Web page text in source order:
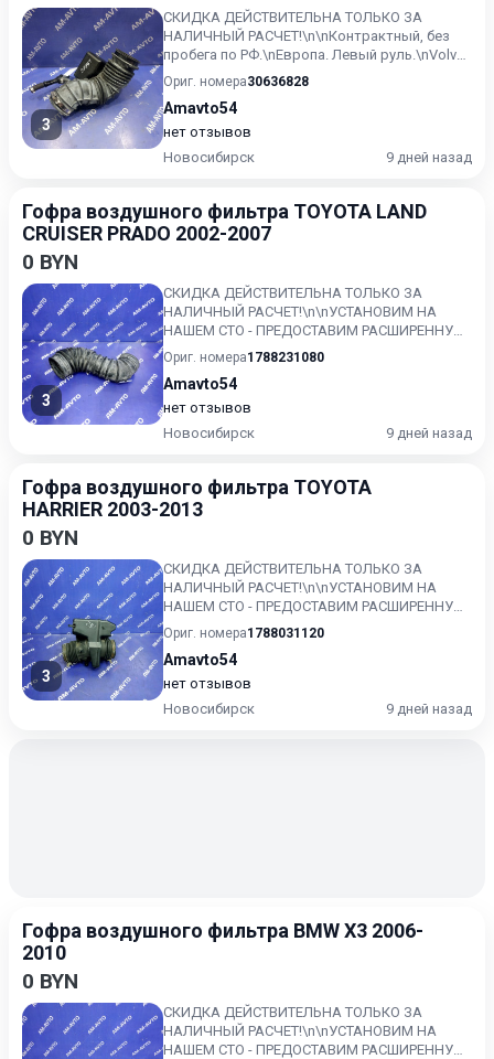
3
СКИДКА ДЕЙСТВИТЕЛЬНА ТОЛЬКО ЗА
НАЛИЧНЫЙ РАСЧЕТ!\n\nКонтрактный, без
пробега по РФ.\nЕвропа. Левый руль.\nVolvo
S60 рестайлинг, седан, 1 поко...
Ориг. номера30636828
Amavto54
нет отзывов
Новосибирск
9 дней назад
Гофра воздушного фильтра TOYOTA LAND
CRUISER PRADO 2002-2007
0 BYN
3
СКИДКА ДЕЙСТВИТЕЛЬНА ТОЛЬКО ЗА
НАЛИЧНЫЙ РАСЧЕТ!\n\nУСТАНОВИМ НА
НАШЕМ СТО - ПРЕДОСТАВИМ РАСШИРЕННУЮ
ГАРАНТИЮ!!\nКонтрактный, без пробега по...
Ориг. номера1788231080
Amavto54
нет отзывов
Новосибирск
9 дней назад
Гофра воздушного фильтра TOYOTA
HARRIER 2003-2013
0 BYN
3
СКИДКА ДЕЙСТВИТЕЛЬНА ТОЛЬКО ЗА
НАЛИЧНЫЙ РАСЧЕТ!\n\nУСТАНОВИМ НА
НАШЕМ СТО - ПРЕДОСТАВИМ РАСШИРЕННУЮ
ГАРАНТИЮ!!\nКонтрактный, без пробега по...
Ориг. номера1788031120
Amavto54
нет отзывов
Новосибирск
9 дней назад
Гофра воздушного фильтра BMW X3 2006-
2010
0 BYN
СКИДКА ДЕЙСТВИТЕЛЬНА ТОЛЬКО ЗА
НАЛИЧНЫЙ РАСЧЕТ!\n\nУСТАНОВИМ НА
НАШЕМ СТО - ПРЕДОСТАВИМ РАСШИРЕННУЮ